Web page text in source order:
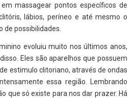
massagear pontos específicos de
lábios, períneo e até mesmo o
de possibilidades.
evoluiu muito nos últimos anos,
Eles são aparelhos que possuem
estimulo clitoriano, através de ondas
essa região. Lembrando
que só existe para nos dar prazer. Há